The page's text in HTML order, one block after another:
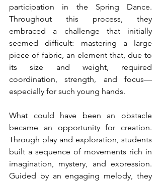
participation in the Spring Dance.
Throughout this process, they
embraced a challenge that initially
seemed difficult: mastering a large
piece of fabric, an element that, due to
its size and weight, required
coordination, strength, and focus—
especially for such young hands.
What could have been an obstacle
became an opportunity for creation.
Through play and exploration, students
built a sequence of movements rich in
imagination, mystery, and expression.
Guided by an engaging melody, they